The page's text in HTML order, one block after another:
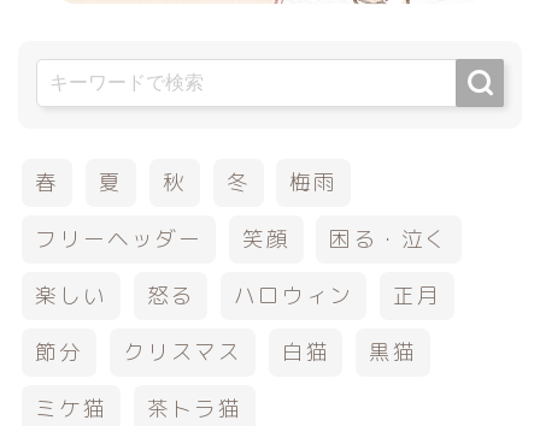
春 夏 秋 冬
梅雨
フリーヘッダー
笑顔
困る・泣く
楽しい
怒る ハロウィン
正月
節分
クリスマス 白猫
黒猫
ミケ猫
茶トラ猫